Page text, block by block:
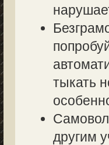
тыкать
другим